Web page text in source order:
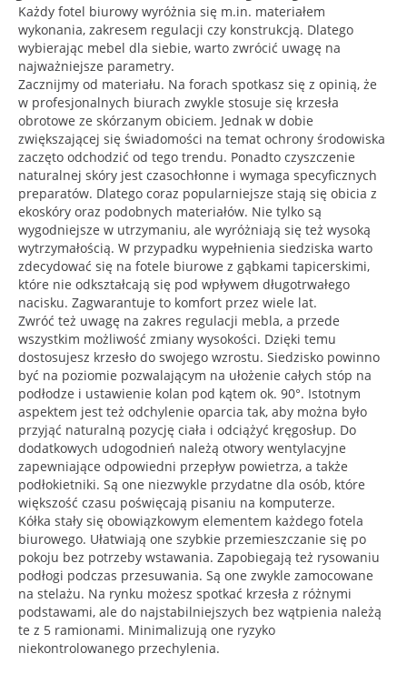
Każdy fotel biurowy wyróżnia się m.in. materiałem
wykonania, zakresem regulacji czy konstrukcją. Dlatego
wybierając mebel dla siebie, warto zwrócić uwagę na
najważniejsze parametry.
Zacznijmy od materiału. Na forach spotkasz się z opinią, że
w profesjonalnych biurach zwykle stosuje się krzesła
obrotowe ze skórzanym obiciem. Jednak w dobie
zwiększającej się świadomości na temat ochrony środowiska
zaczęto odchodzić od tego trendu. Ponadto czyszczenie
naturalnej skóry jest czasochłonne i wymaga specyficznych
preparatów. Dlatego coraz popularniejsze stają się obicia z
ekoskóry oraz podobnych materiałów. Nie tylko są
wygodniejsze w utrzymaniu, ale wyróżniają się też wysoką
wytrzymałością. W przypadku wypełnienia siedziska warto
zdecydować się na fotele biurowe z gąbkami tapicerskimi,
które nie odkształcają się pod wpływem długotrwałego
nacisku. Zagwarantuje to komfort przez wiele lat.
Zwróć też uwagę na zakres regulacji mebla, a przede
wszystkim możliwość zmiany wysokości. Dzięki temu
dostosujesz krzesło do swojego wzrostu. Siedzisko powinno
być na poziomie pozwalającym na ułożenie całych stóp na
podłodze i ustawienie kolan pod kątem ok. 90°. Istotnym
aspektem jest też odchylenie oparcia tak, aby można było
przyjąć naturalną pozycję ciała i odciążyć kręgosłup. Do
dodatkowych udogodnień należą otwory wentylacyjne
zapewniające odpowiedni przepływ powietrza, a także
podłokietniki. Są one niezwykle przydatne dla osób, które
większość czasu poświęcają pisaniu na komputerze.
Kółka stały się obowiązkowym elementem każdego fotela
biurowego. Ułatwiają one szybkie przemieszczanie się po
pokoju bez potrzeby wstawania. Zapobiegają też rysowaniu
podłogi podczas przesuwania. Są one zwykle zamocowane
na stelażu. Na rynku możesz spotkać krzesła z różnymi
podstawami, ale do najstabilniejszych bez wątpienia należą
te z 5 ramionami. Minimalizują one ryzyko
niekontrolowanego przechylenia.